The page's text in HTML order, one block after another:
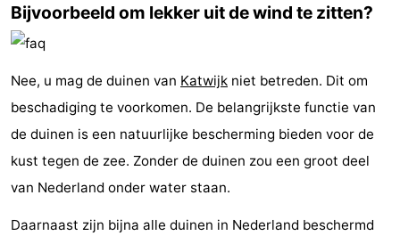
Bijvoorbeeld om lekker uit de wind te zitten?
Nee, u mag de duinen van Katwijk niet betreden. Dit om
beschadiging te voorkomen. De belangrijkste functie van
de duinen is een natuurlijke bescherming bieden voor de
kust tegen de zee. Zonder de duinen zou een groot deel
van Nederland onder water staan.
Daarnaast zijn bijna alle duinen in Nederland beschermd